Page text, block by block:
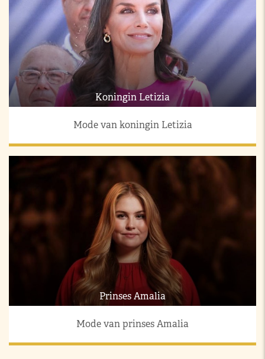
Koningin Letizia
Mode van koningin Letizia
Prinses Amalia
Mode van prinses Amalia